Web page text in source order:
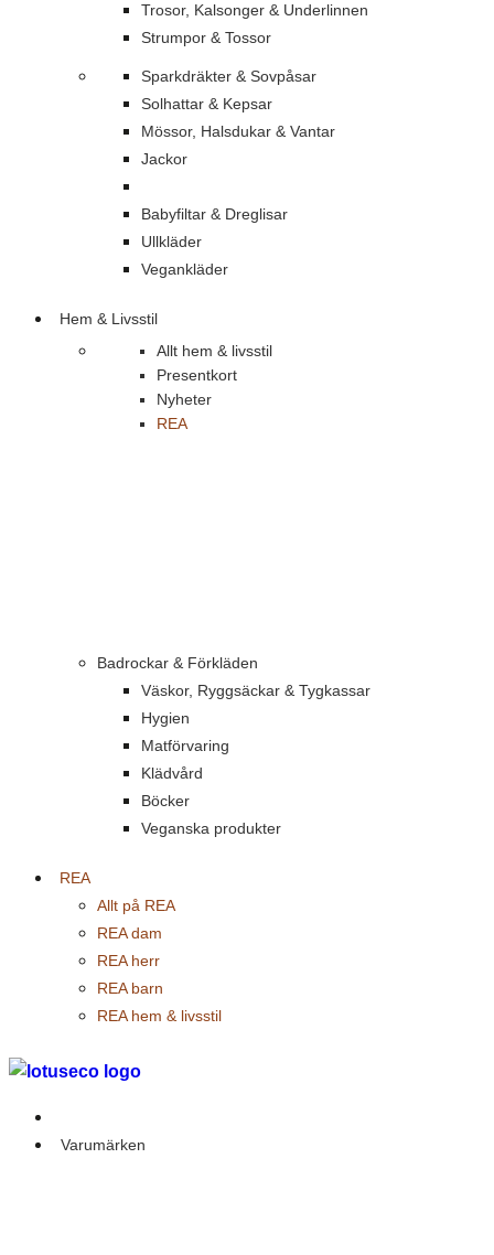
Trosor, Kalsonger & Underlinnen
Strumpor & Tossor
Sparkdräkter & Sovpåsar
Solhattar & Kepsar
Mössor, Halsdukar & Vantar
Jackor
Babyfiltar & Dreglisar
Ullkläder
Vegankläder
Hem & Livsstil
Allt hem & livsstil
Presentkort
Nyheter
REA
Badrockar & Förkläden
Väskor, Ryggsäckar & Tygkassar
Hygien
Matförvaring
Klädvård
Böcker
Veganska produkter
REA
Allt på REA
REA dam
REA herr
REA barn
REA hem & livsstil
Varumärken